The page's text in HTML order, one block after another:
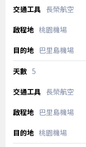
長榮航空
桃園機場
巴里島機場
5
長榮航空
巴里島機場
桃園機場